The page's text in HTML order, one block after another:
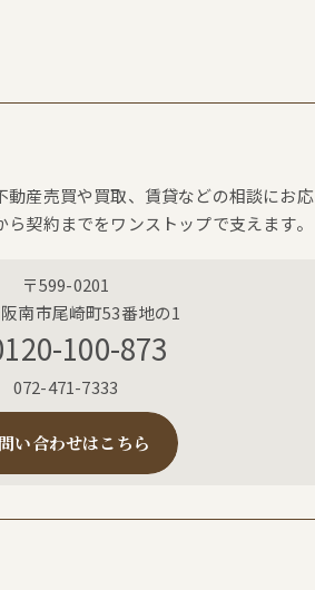
産売買や買取、賃貸などの相談にお
契約までをワンストップで支えます。
〒599-0201
南市尾崎町53番地の1
100-873
072-471-7333
い合わせはこちら